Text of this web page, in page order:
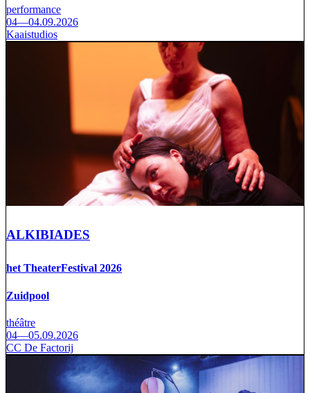
performance
04—04.09.2026
Kaaistudios
ALKIBIADES
het TheaterFestival 2026
Zuidpool
théâtre
04—05.09.2026
CC De Factorij